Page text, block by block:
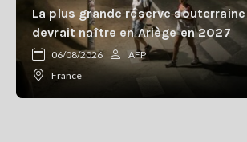
La plus grande réserve
devrait naître en Ariège en 2027
06/08/2026
AFP
France